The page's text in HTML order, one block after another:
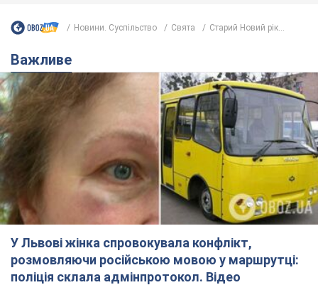
Новини. Суспільство Свята Старий Новий рік...
Важливе
У Львові жінка спровокувала конфлікт,
розмовляючи російською мовою у маршрутці:
поліція склала адмінпротокол. Відео